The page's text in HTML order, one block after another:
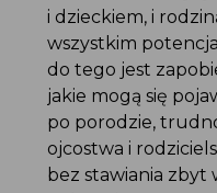
i dzieckiem, i
wszystkim
do tego jest
jakie mogą się
po porodzie,
ojcostwa i
bez stawiania zbyt